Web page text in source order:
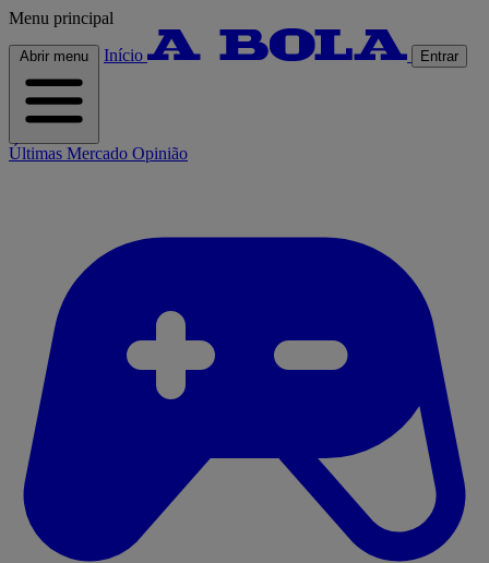
Menu principal
Abrir menu Início Entrar
Últimas Mercado Opinião